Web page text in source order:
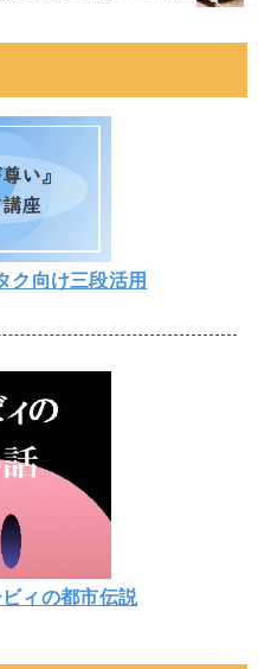
ク向け三段活用
ィの都市伝説